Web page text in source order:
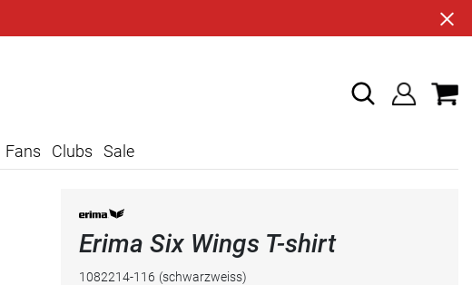
Fans Clubs Sale
Erima Six Wings T-shirt
1082214-116 (schwarzweiss)